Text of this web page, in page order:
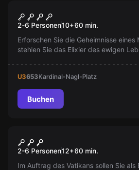
Populär
Der Zauberer
2-6 Personen10+60 min.
Erforschen Sie die Geheimnisse eines
stehlen Sie das Elixier des ewigen
U3653Kardinal-Nagl-Platz
Buchen
Populär
Das verfluchte
2-6 Personen12+60 min.
Im Auftrag des Vatikans sollen Sie als